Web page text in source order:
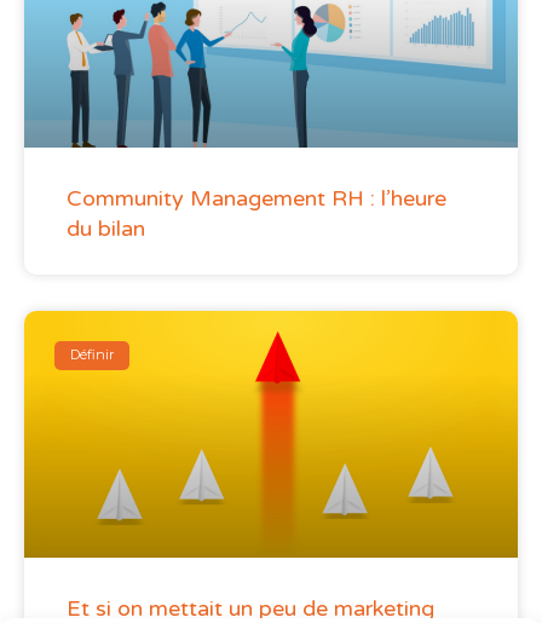
Community Management RH : l’heure
du bilan
Définir
Et si on mettait un peu de marketing